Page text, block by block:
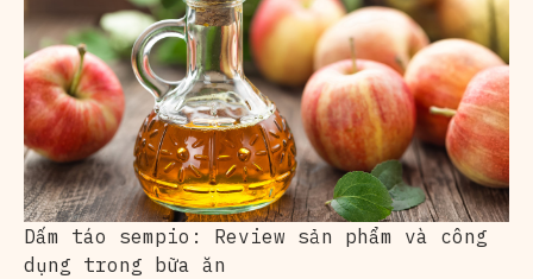
Dấm táo sempio: Review sản phẩm và công
dụng trong bữa ăn